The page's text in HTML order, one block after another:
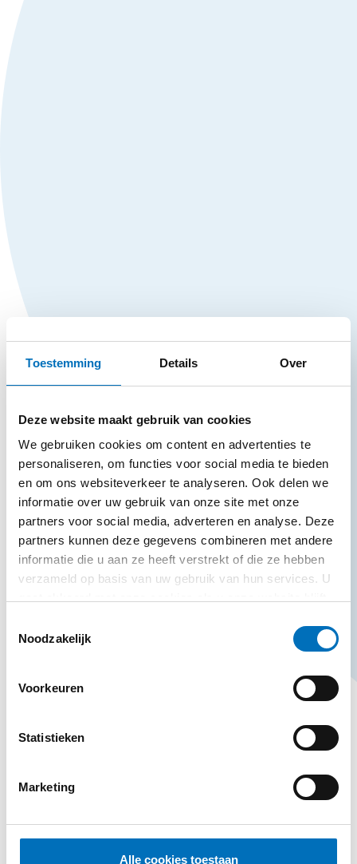
Toestemming Details Over
Deze website maakt gebruik van cookies
We gebruiken cookies om content en advertenties te
personaliseren, om functies voor social media te bieden
en om ons websiteverkeer te analyseren. Ook delen we
informatie over uw gebruik van onze site met onze
partners voor social media, adverteren en analyse. Deze
partners kunnen deze gegevens combineren met andere
informatie die u aan ze heeft verstrekt of die ze hebben
verzameld op basis van uw gebruik van hun services. U
Noodzakelijk
Voorkeuren
Statistieken
Marketing
Alle cookies toestaan
MASSGEFERTIGTE
INNENAUSSTATTUNG
Das Innere Ihres Koffers
mit Vakuumformen
gestalten
Bei Serienfertigung kann das Vakuumformen
der Kofferinnenseite eine elegante und
praktische Lösung bieten. Dazu ist eine Matrize
oder Form erforderlich, in der die Formen
Kunststoffplatte unter Einwirkung von Wärme
Veredelung gibt es viele Möglichkeiten, z. B. eine
samtartigen Schicht) oder eine schöne, glatte